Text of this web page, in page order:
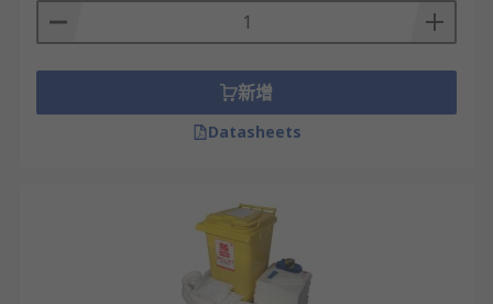
新增
Datasheets